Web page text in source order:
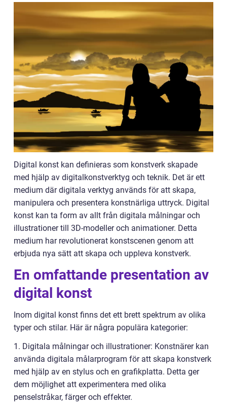
Digital konst kan definieras som konstverk skapade
med hjälp av digitalkonstverktyg och teknik. Det är ett
medium där digitala verktyg används för att skapa,
manipulera och presentera konstnärliga uttryck. Digital
konst kan ta form av allt från digitala målningar och
illustrationer till 3D-modeller och animationer. Detta
medium har revolutionerat konstscenen genom att
erbjuda nya sätt att skapa och uppleva konstverk.
En omfattande presentation av
digital konst
Inom digital konst finns det ett brett spektrum av olika
typer och stilar. Här är några populära kategorier:
1. Digitala målningar och illustrationer: Konstnärer kan
använda digitala målarprogram för att skapa konstverk
med hjälp av en stylus och en grafikplatta. Detta ger
dem möjlighet att experimentera med olika
penselstråkar, färger och effekter.